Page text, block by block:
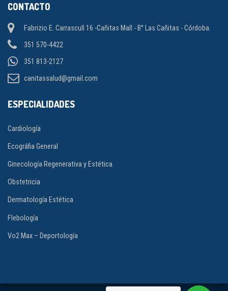
CONTACTO
Fabrizio E. Carrascull 16 -Cañitas Mall - B° Las Cañitas - Córdoba.
351 570-4422
351 813-2127
canitassalud@gmail.com
ESPECIALIDADES
Cardiología
Ecográfia General
Ginecología Regenerativa y Estética
Obstetricia
Dermatología Estética
Flebología
Vo2 Max – Deportología